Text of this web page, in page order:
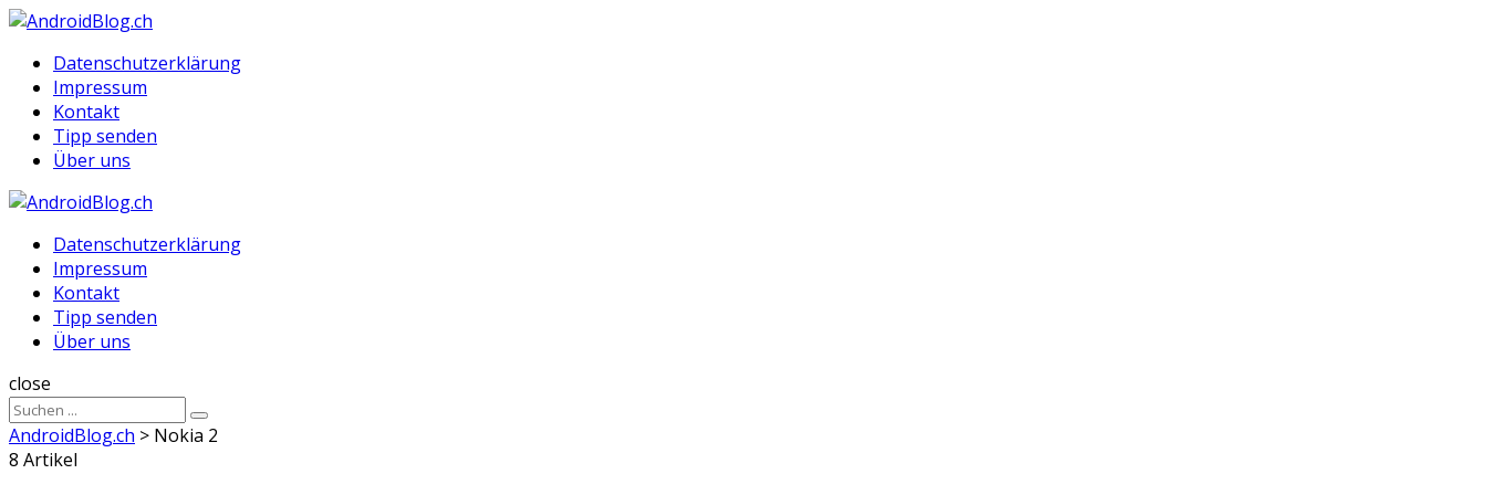
Menu
MenuDatenschutzerklärung
Impressum
Kontakt
Tipp senden
Über uns
Datenschutzerklärung
Impressum
Kontakt
Tipp senden
Über uns
Suche
close
Sucheergebnisse
für
Suche
AndroidBlog.ch > Nokia 2
8 Artikel